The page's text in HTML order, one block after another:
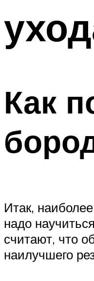
Как
Итак,
надо
считают, что
наилучшего